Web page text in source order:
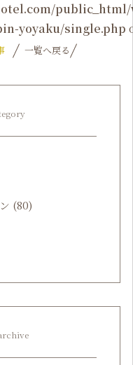
yoyaku/single.php
一覧へ戻る
(80)